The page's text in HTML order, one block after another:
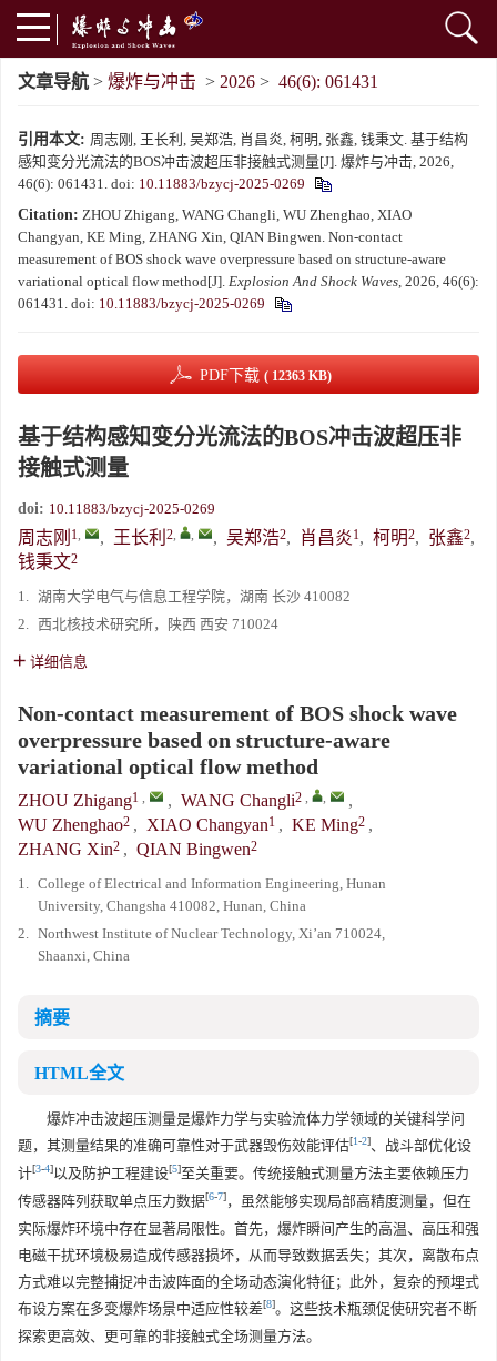
文章导航 > 爆炸与冲击 > 2026 > 46(6): 061431
引用本文: 周志刚, 王长利, 吴郑浩, 肖昌炎, 柯明, 张鑫, 钱秉文. 基于结构
感知变分光流法的BOS冲击波超压非接触式测量[J]. 爆炸与冲击, 2026,
46(6): 061431. doi: 10.11883/bzycj-2025-0269
Citation: ZHOU Zhigang, WANG Changli, WU Zhenghao, XIAO
Changyan, KE Ming, ZHANG Xin, QIAN Bingwen. Non-contact
measurement of BOS shock wave overpressure based on structure-aware
variational optical flow method[J]. Explosion And Shock Waves, 2026, 46(6):
061431. doi: 10.11883/bzycj-2025-0269
PDF下载 ( 12363 KB)
基于结构感知变分光流法的BOS冲击波超压非
接触式测量
doi: 10.11883/bzycj-2025-0269
周志刚 1, , 王长利 2, , , 吴郑浩2, 肖昌炎1, 柯明2, 张鑫2,
钱秉文2
1. 湖南大学电气与信息工程学院，湖南 长沙 410082
2. 西北核技术研究所，陕西 西安 710024
详细信息
Non-contact measurement of BOS shock wave
overpressure based on structure-aware
variational optical flow method
ZHOU Zhigang1 , , WANG Changli2 , ,
,
WU Zhenghao2 , XIAO Changyan1 , KE Ming2 ,
ZHANG Xin2 , QIAN Bingwen2
1. College of Electrical and Information Engineering, Hunan
University, Changsha 410082, Hunan, China
2. Northwest Institute of Nuclear Technology, Xi’an 710024,
Shaanxi, China
摘要
HTML全文
爆炸冲击波超压测量是爆炸力学与实验流体力学领域的关键科学问
题，其测量结果的准确可靠性对于武器毁伤效能评估[1-2]、战斗部优化设
计[3-4]以及防护工程建设[5]至关重要。传统接触式测量方法主要依赖压力
传感器阵列获取单点压力数据[6-7]，虽然能够实现局部高精度测量，但在
实际爆炸环境中存在显著局限性。首先，爆炸瞬间产生的高温、高压和强
电磁干扰环境极易造成传感器损坏，从而导致数据丢失；其次，离散布点
方式难以完整捕捉冲击波阵面的全场动态演化特征；此外，复杂的预埋式
布设方案在多变爆炸场景中适应性较差[8]。这些技术瓶颈促使研究者不断
探索更高效、更可靠的非接触式全场测量方法。